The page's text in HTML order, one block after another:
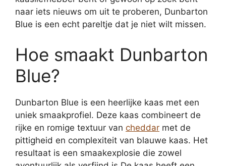
naar iets nieuws om uit te proberen, Dunbarton
Blue is een echt pareltje dat je niet wilt missen.
Hoe smaakt Dunbarton
Blue?
Dunbarton Blue is een heerlijke kaas met een
uniek smaakprofiel. Deze kaas combineert de
rijke en romige textuur van cheddar met de
pittigheid en complexiteit van blauwe kaas. Het
resultaat is een smaakexplosie die zowel